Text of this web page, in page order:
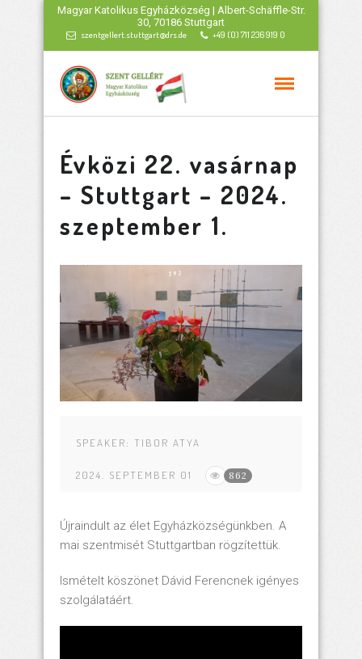
Magyar Katolikus Egyházközség | Albert-Schäffle-Str.
30, 70186 Stuttgart
szentgellert.stuttgart@drs.de +49 (0) 711 236 919 0
Évközi 22. vasárnap
– Stuttgart – 2024.
szeptember 1.
SPEAKER: TIBOR ATYA
2024. SEPTEMBER 01 862
Újraindult az élet Egyházközségünkben. A
mai szentmisét Stuttgartban rögzítettük.
Ismételt köszönet Dávid Ferencnek igényes
szolgálatáért.